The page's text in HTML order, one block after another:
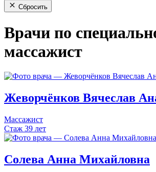
Сбросить
Врачи по
массажист
Жеворчёнков Вячеслав
Массажист
Стаж 39 лет
Солева Анна Михайловна